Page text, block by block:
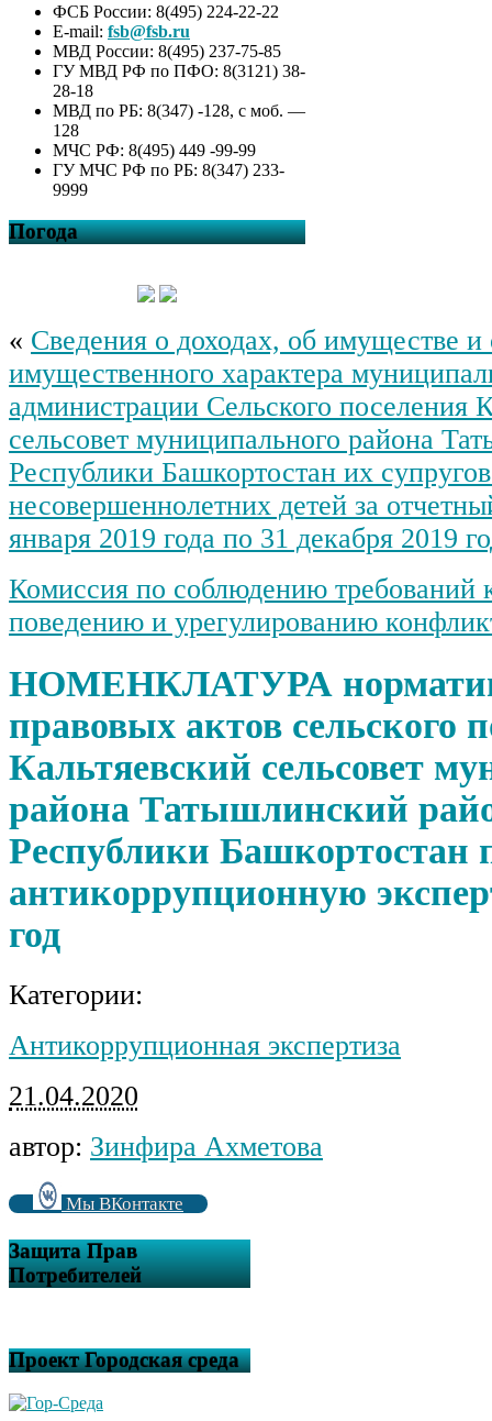
ФСБ России: 8(495) 224-22-22
E-mail: fsb@fsb.ru
МВД России: 8(495) 237-75-85
ГУ МВД РФ по ПФО: 8(3121) 38-
28-18
МВД по РБ: 8(347) -128, с моб. —
128
МЧС РФ: 8(495) 449 -99-99
ГУ МЧС РФ по РБ: 8(347) 233-
9999
Погода
« Сведения о доходах, об имуществе и
имущественного характера
администрации Сельского поселения
сельсовет муниципального района
Республики Башкортостан их
несовершеннолетних детей за
января 2019 года по 31 декабря 2019
Комиссия по соблюдению требований
поведению и урегулированию
НОМЕНКЛАТУРА
правовых актов сельского
Кальтяевский сельсовет
района Татышлинский
Республики
антикоррупционную
год
Категории:
Антикоррупционная экспертиза
21.04.2020
автор: Зинфира Ахметова
Мы ВКонтакте
Защита Прав
Потребителей
Проект Городская среда